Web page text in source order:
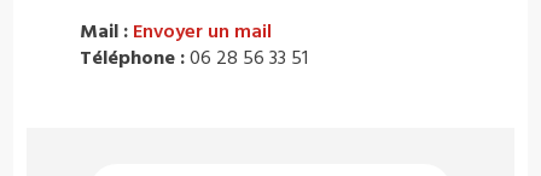
Mail : Envoyer un mail
Téléphone :06 28 56 33 51